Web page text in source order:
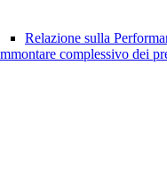
Relazione sulla
complessivo dei